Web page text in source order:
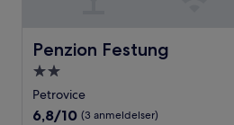
Penzion Festung
Penzion Festung
2.0-
stjernet
overnatningssted
Petrovice
6.8
6,8/10 (3 anmeldelser)